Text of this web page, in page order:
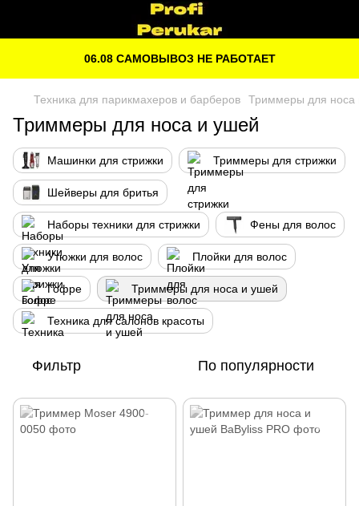
06.08 САМОВЫВОЗ НЕ РАБОТАЕТ
Техника для парикмахеров и барберов Триммеры для носа
Триммеры для носа и ушей
Машинки для стрижки Триммеры для стрижки
Шейверы для бритья
Наборы техники для стрижки Фены для волос
Утюжки для волос Плойки для волос
Гофре Триммеры для носа и ушей
Техника для салонов красоты
Фильтр По популярности